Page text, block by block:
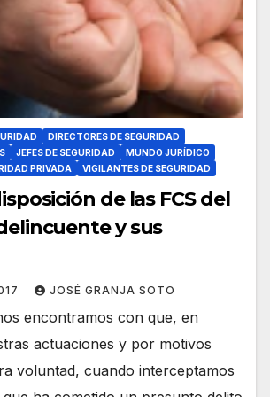
DIRECTORES DE SEGURIDAD
JEFES DE SEGURIDAD
MUNDO JURÍDICO
PRIVADA
VIGILANTES DE SEGURIDAD
de las FCS del
y sus
JOSÉ GRANJA SOTO
encontramos con que, en
actuaciones y por motivos
voluntad, cuando interceptamos